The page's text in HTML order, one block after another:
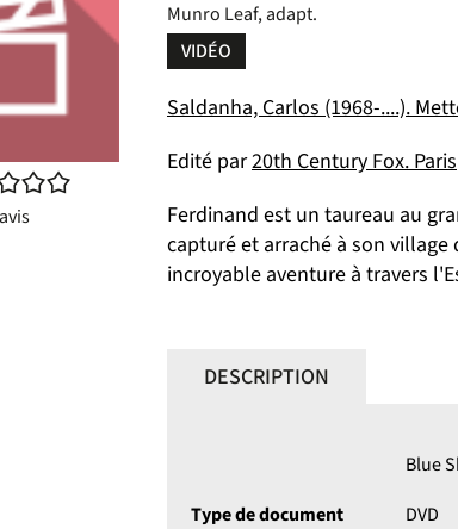
avis
Munro Leaf, adapt.
VIDÉO
Saldanha, Carlos (1968-....).
Edité par20th Century Fox. Paris
Ferdinand est un taureau au
capturé et arraché à son
incroyable aventure à travers
DESCRIPTION
Blue
Type de document
DVD